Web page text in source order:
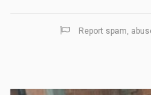
Report spam,